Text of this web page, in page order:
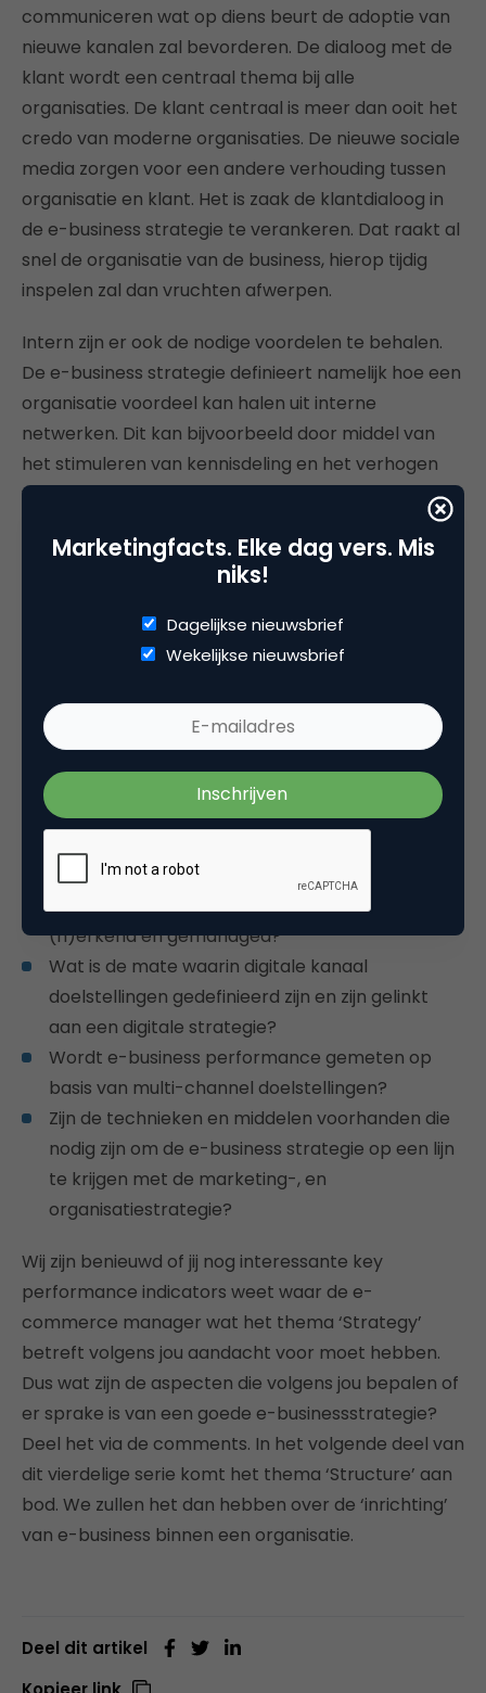
communiceren wat op diens beurt de adoptie van
nieuwe kanalen zal bevorderen. De dialoog met de
klant wordt een centraal thema bij alle
organisaties. De klant centraal is meer dan ooit het
credo van moderne organisaties. De nieuwe sociale
media zorgen voor een andere verhouding tussen
organisatie en klant. Het is zaak de klantdialoog in
de e-business strategie te verankeren. Dat raakt al
snel de organisatie van de business, hierop tijdig
inspelen zal dan vruchten afwerpen.
Intern zijn er ook de nodige voordelen te behalen.
De e-business strategie definieert namelijk hoe een
organisatie voordeel kan halen uit interne
netwerken. Dit kan bijvoorbeeld door middel van
het stimuleren van kennisdeling en het verhogen
van procesefficiency via het intranet.
Meetbaar
Key performance indicators, tot slot, spelen een
belangrijke rol in het groter geheel van e-business
door het meetbaar maken van de interne en
externe bijdrage aan bedrijfsresultaten via e-
commerce transacties. Voorbeelden van kpi’s die
wij in dit kader interessant vinden voor de e-
Is er een duidelijk gedefinieerde en
(voor verschillende doelgroepen)?
Worden nieuwe en bestaande online partners
(h)erkend en gemanaged?
Wat is de mate waarin digitale kanaal
doelstellingen gedefinieerd zijn en zijn gelinkt
aan een digitale strategie?
Wordt e-business performance gemeten op
basis van multi-channel doelstellingen?
Zijn de technieken en middelen voorhanden die
nodig zijn om de e-business strategie op een lijn
te krijgen met de marketing-, en
organisatiestrategie?
Wij zijn benieuwd of jij nog interessante key
performance indicators weet waar de e-
commerce manager wat het thema ‘Strategy’
betreft volgens jou aandacht voor moet hebben.
Dus wat zijn de aspecten die volgens jou bepalen of
er sprake is van een goede e-businessstrategie?
Deel het via de comments. In het volgende deel van
dit vierdelige serie komt het thema ‘Structure’ aan
bod. We zullen het dan hebben over de ‘inrichting’
van e-business binnen een organisatie.
Deel dit artikel
Marketingfacts. Elke dag vers. Mis
niks!
Dagelijkse nieuwsbrief
Wekelijkse nieuwsbrief